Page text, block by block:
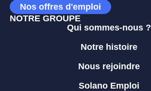
Nos offres d'emploi
NOTRE GROUPE
Qui sommes-nous ?
Notre histoire
Nous rejoindre
Solano Emploi